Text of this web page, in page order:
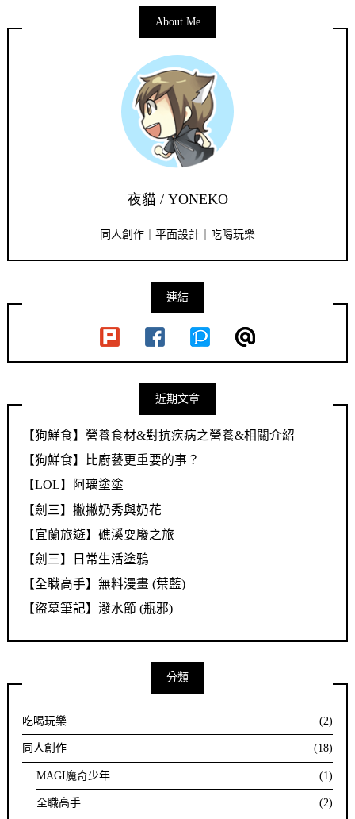
About Me
夜貓 / YONEKO
同人創作｜平面設計｜吃喝玩樂
連結
近期文章
【狗鮮食】營養食材&對抗疾病之營養&相關介紹
【狗鮮食】比廚藝更重要的事？
【LOL】阿璃塗塗
【劍三】撇撇奶秀與奶花
【宜蘭旅遊】礁溪耍廢之旅
【劍三】日常生活塗鴉
【全職高手】無料漫畫 (葉藍)
【盜墓筆記】潑水節 (瓶邪)
分類
吃喝玩樂 (2)
同人創作 (18)
MAGI魔奇少年 (1)
全職高手 (2)